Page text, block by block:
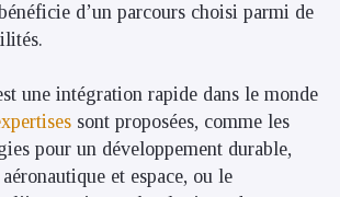
d’un parcours choisi parmi de
une intégration rapide dans le monde
sont proposées, comme les
pour un développement durable,
et espace, ou le